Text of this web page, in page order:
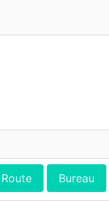
Route Bureau